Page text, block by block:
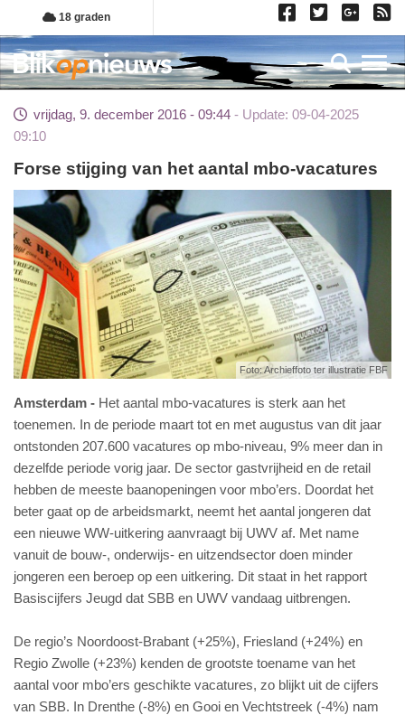
Overslaan
en
naar
de
gaan
18 graden
vrijdag, 9. december 2016 - 09:44
Update: 09-04-2025
09:10
Forse stijging van het aantal mbo-vacatures
Foto: Archieffoto ter illustratie FBF
Amsterdam
Het aantal mbo-vacatures is sterk aan het
toenemen. In de periode maart tot en met augustus van dit jaar
ontstonden 207.600 vacatures op mbo-niveau, 9% meer dan in
dezelfde periode vorig jaar. De sector gastvrijheid en de retail
hebben de meeste baanopeningen voor mbo’ers. Doordat het
beter gaat op de arbeidsmarkt, neemt het aantal jongeren dat
een nieuwe WW-uitkering aanvraagt bij UWV af. Met name
vanuit de bouw-, onderwijs- en uitzendsector doen minder
jongeren een beroep op een uitkering. Dit staat in het rapport
Basiscijfers Jeugd dat SBB en UWV vandaag uitbrengen.
De regio’s Noordoost-Brabant (+25%), Friesland (+24%) en
Regio Zwolle (+23%) kenden de grootste toename van het
aantal voor mbo’ers geschikte vacatures, zo blijkt uit de cijfers
van SBB. In Drenthe (-8%) en Gooi en Vechtstreek (-4%) nam